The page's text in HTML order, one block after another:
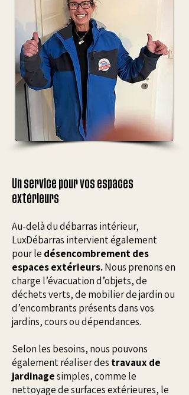
Un service pour vos espaces
extérieurs
Au-delà du débarras intérieur,
LuxDébarras intervient également
pour le désencombrement des
espaces extérieurs.Nous prenons en
charge l’évacuation d’objets, de
déchets verts, de mobilier de jardin ou
d’encombrants présents dans vos
jardins, cours ou dépendances.
Selon les besoins, nous pouvons
également réaliser des travaux de
jardinagesimples, comme le
nettoyage de surfaces extérieures, le